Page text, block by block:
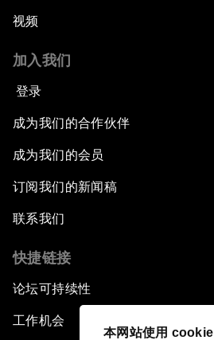
本网站使用 cookie
视频
加入我们
登录
成为我们的合作伙伴
成为我们的会员
订阅我们的新闻稿
联系我们
快捷链接
论坛可持续性
工作机会